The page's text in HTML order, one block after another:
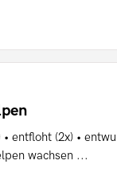
entfloht (2x) •
wachsen ...